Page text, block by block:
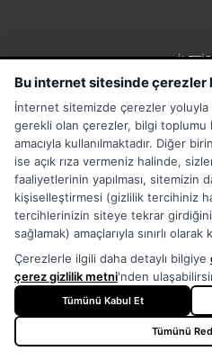
15 Temmuz Mah. 1468
İstanbul
Phone:
Fax:
Email:
Web:
2026 - TORA
Bu internet sitesinde çerezler
İnternet sitemizde çerezler
gerekli olan çerezler, bilgi toplumu
amacıyla kullanılmaktadır. Diğer
ise açık rıza vermeniz halinde,
faaliyetlerinin yapılması, sitemizin
kişiselleştirmesi (gizlilik tercihiniz
tercihlerinizin siteye tekrar
sağlamak) amaçlarıyla sınırlı olarak
Çerezlerle ilgili daha detaylı bilgiye
çerez gizlilik metni'nden
Tümünü Kabul Et
Tümünü